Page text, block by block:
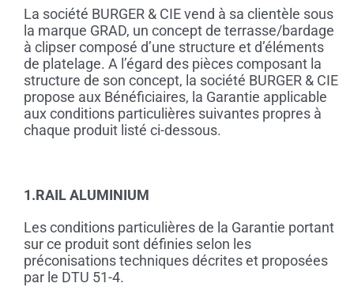
La société BURGER & CIE vend à sa clientèle sous
la marque GRAD, un concept de terrasse/bardage
à clipser composé d’une structure et d’éléments
de platelage. A l’égard des pièces composant la
structure de son concept, la société BURGER & CIE
propose aux Bénéficiaires, la Garantie applicable
aux conditions particulières suivantes propres à
chaque produit listé ci-dessous.
1.RAIL ALUMINIUM
Les conditions particulières de la Garantie portant
sur ce produit sont définies selon les
préconisations techniques décrites et proposées
par le DTU 51-4.